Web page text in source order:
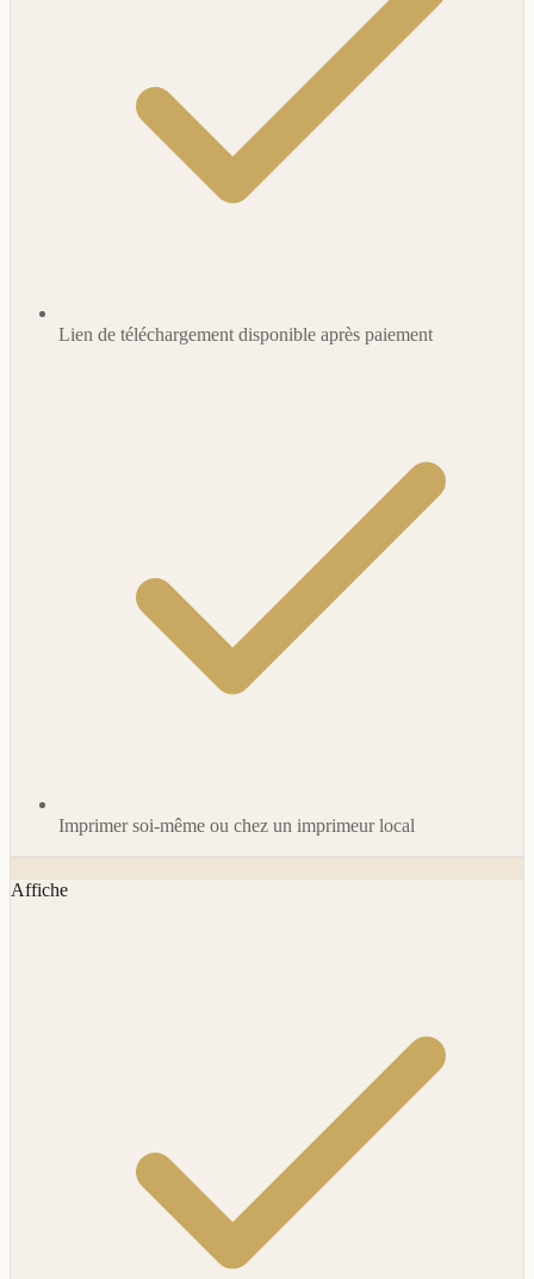
Lien de téléchargement disponible après paiement
Imprimer soi-même ou chez un imprimeur local
Affiche